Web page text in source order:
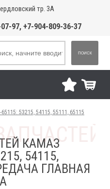
тр. 3А
97, +7-904-809-36-37
ПОИСК
53215, 54115, 55111, 65115
КАМАЗ
54115,
ГЛАВНАЯ